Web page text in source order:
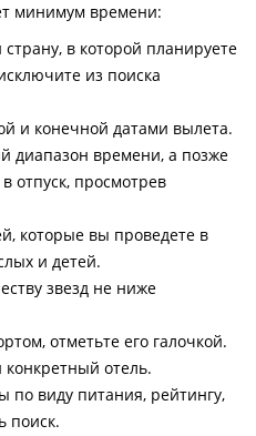
минимум времени:
в которой планируете
из поиска
и конечной датами вылета.
диапазон времени, а позже
отпуск, просмотрев
которые вы проведете в
и детей.
звезд не ниже
отметьте его галочкой.
отель.
виду питания, рейтингу,
поиск.